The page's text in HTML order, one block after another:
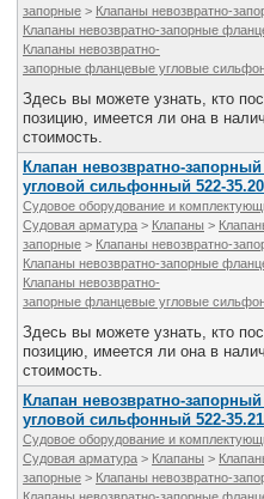
запорные > Клапаны невозвратно-
Клапаны невозвратно-запорные
Клапаны невозвратно-
запорные фланцевые угловые
Здесь вы можете узнать, кто
позицию, имеется ли она в
стоимость.
Клапан невозвратно-
угловой сильфонный 522-
Судовое оборудование и
Судовая арматура > Клапаны >
запорные > Клапаны невозвратно-
Клапаны невозвратно-запорные
Клапаны невозвратно-
запорные фланцевые угловые
Здесь вы можете узнать, кто
позицию, имеется ли она в
стоимость.
Клапан невозвратно-
угловой сильфонный 522-
Судовое оборудование и
Судовая арматура > Клапаны >
запорные > Клапаны невозвратно-